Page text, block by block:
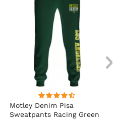
Motley Denim Pisa
Sweatpants Racing Green